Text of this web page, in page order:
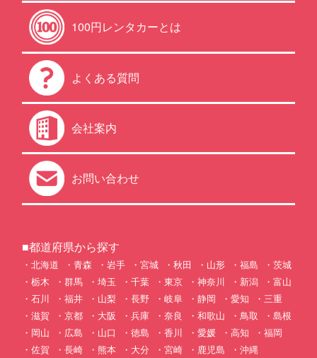
100円レンタカーとは
よくある質問
会社案内
お問い合わせ
■都道府県から探す
北海道 青森 岩手 宮城 秋田 山形 福島
茨城
栃木
群馬 埼玉 千葉 東京 神奈川 新潟
富山
石川
福井 山梨 長野 岐阜 静岡 愛知
三重
滋賀
京都 大阪 兵庫 奈良 和歌山 鳥取
島根
岡山
広島 山口 徳島 香川 愛媛 高知
福岡
佐賀
長崎 熊本 大分 宮崎 鹿児島 沖縄